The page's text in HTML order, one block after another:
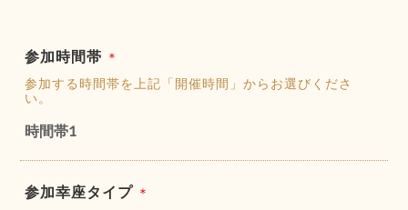
参加時間帯 ＊
参加する時間帯を上記「開催時間」からお選びくださ
い。
時間帯1
参加幸座タイプ ＊